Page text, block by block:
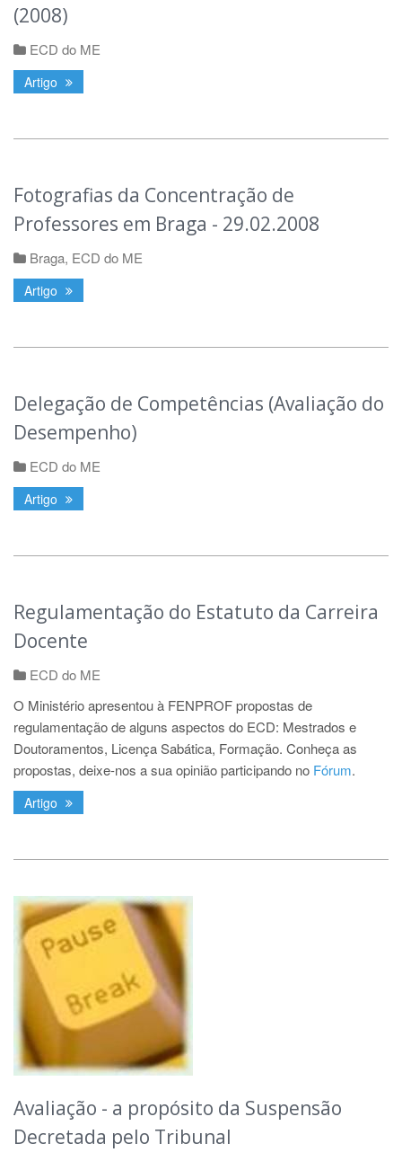
(2008)
ECD do ME
Artigo
Fotografias da Concentração de
Professores em Braga - 29.02.2008
Braga, ECD do ME
Artigo
Delegação de Competências (Avaliação do
Desempenho)
ECD do ME
Artigo
Regulamentação do Estatuto da Carreira
Docente
ECD do ME
O Ministério apresentou à FENPROF propostas de
regulamentação de alguns aspectos do ECD: Mestrados e
Doutoramentos, Licença Sabática, Formação. Conheça as
propostas, deixe-nos a sua opinião participando no Fórum.
Artigo
Avaliação - a propósito da Suspensão
Decretada pelo Tribunal